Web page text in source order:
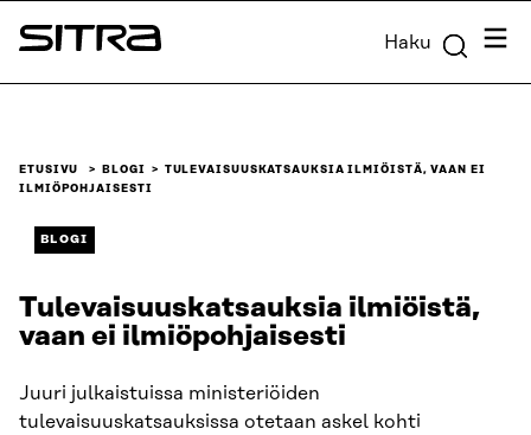
Siirry
suoraan
Sitra Haku
ETUSIVU BLOGI
TULEVAISUUSKATSAUKSIA ILMIÖISTÄ, VAAN EI
ILMIÖPOHJAISESTI
BLOGI
Tulevaisuuskatsauksia ilmiöistä,
vaan ei ilmiöpohjaisesti
Juuri julkaistuissa ministeriöiden
tulevaisuuskatsauksissa otetaan askel kohti